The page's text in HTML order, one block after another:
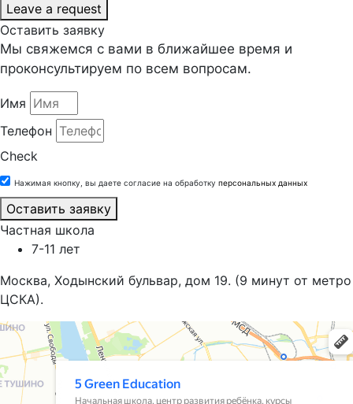
Leave a request
Оставить заявку
Мы свяжемся с вами в ближайшее время и
проконсультируем по всем вопросам.
Имя
Телефон
Check
Нажимая кнопку, вы даете согласие на обработку персональных данных
Оставить заявку
Частная школа
7-11 лет
Москва, Ходынский бульвар, дом 19. (9 минут от метро
ЦСКА).